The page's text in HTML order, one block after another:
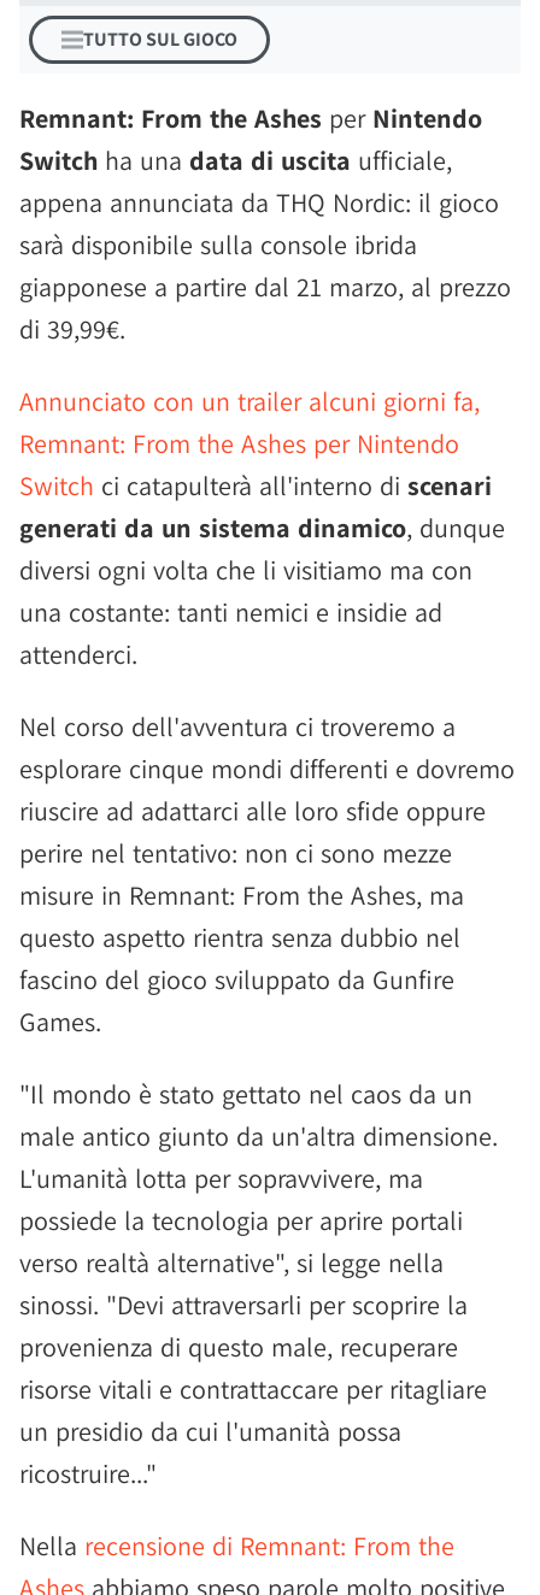
TUTTO SUL GIOCO
Remnant: From the Ashes per Nintendo
Switch ha una data di uscita ufficiale,
appena annunciata da THQ Nordic: il gioco
sarà disponibile sulla console ibrida
giapponese a partire dal 21 marzo, al prezzo
di 39,99€.
Annunciato con un trailer alcuni giorni fa,
Remnant: From the Ashes per Nintendo
Switch ci catapulterà all'interno di scenari
generati da un sistema dinamico, dunque
diversi ogni volta che li visitiamo ma con
una costante: tanti nemici e insidie ad
attenderci.
Nel corso dell'avventura ci troveremo a
esplorare cinque mondi differenti e dovremo
riuscire ad adattarci alle loro sfide oppure
perire nel tentativo: non ci sono mezze
misure in Remnant: From the Ashes, ma
questo aspetto rientra senza dubbio nel
fascino del gioco sviluppato da Gunfire
Games.
"Il mondo è stato gettato nel caos da un
male antico giunto da un'altra dimensione.
L'umanità lotta per sopravvivere, ma
possiede la tecnologia per aprire portali
verso realtà alternative", si legge nella
sinossi. "Devi attraversarli per scoprire la
provenienza di questo male, recuperare
risorse vitali e contrattaccare per ritagliare
un presidio da cui l'umanità possa
ricostruire..."
Nella recensione di Remnant: From the
Ashes abbiamo speso parole molto positive